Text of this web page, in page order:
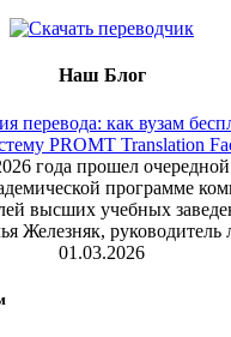
Наш Блог
перевода: как вузам
PROMT Translation
года прошел
программе
высших учебных
Железняк, руководитель
01.03.2026